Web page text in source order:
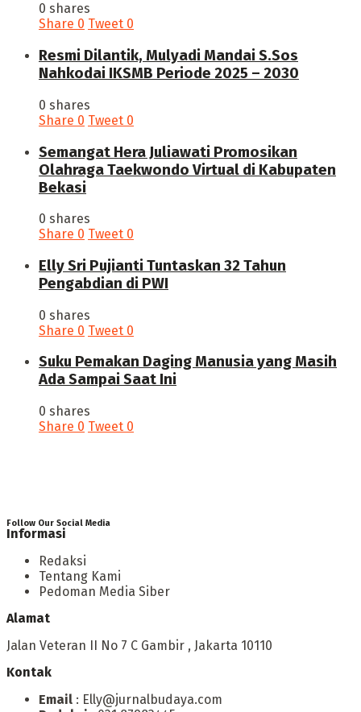
0 shares
Share 0 Tweet 0
Resmi Dilantik, Mulyadi Mandai S.Sos
Nahkodai IKSMB Periode 2025 – 2030
0 shares
Share 0 Tweet 0
Semangat Hera Juliawati Promosikan
Olahraga Taekwondo Virtual di Kabupaten
Bekasi
0 shares
Share 0 Tweet 0
Elly Sri Pujianti Tuntaskan 32 Tahun
Pengabdian di PWI
0 shares
Share 0 Tweet 0
‎Suku Pemakan Daging Manusia yang Masih
Ada Sampai Saat Ini
0 shares
Share 0 Tweet 0
Follow Our Social Media
Informasi
Redaksi
Tentang Kami
Pedoman Media Siber
Alamat
Jalan Veteran II No 7 C Gambir , Jakarta 10110
Kontak
Email : Elly@jurnalbudaya.com